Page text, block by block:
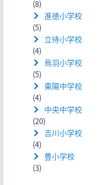
(8)
進徳小学校
(5)
立待小学校
(4)
鳥羽小学校
(5)
東陽中学校
(4)
中央中学校
(20)
吉川小学校
(4)
豊小学校
(3)